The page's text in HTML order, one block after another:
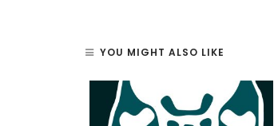
YOU MIGHT ALSO LIKE